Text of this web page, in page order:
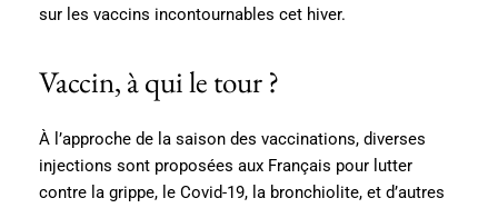
sur les vaccins incontournables cet hiver.
Vaccin, à qui le tour ?
À l’approche de la saison des vaccinations, diverses
injections sont proposées aux Français pour lutter
contre la grippe, le Covid-19, la bronchiolite, et d’autres